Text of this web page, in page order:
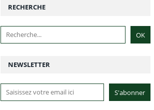
NEWSLETTER
RECHERCHE